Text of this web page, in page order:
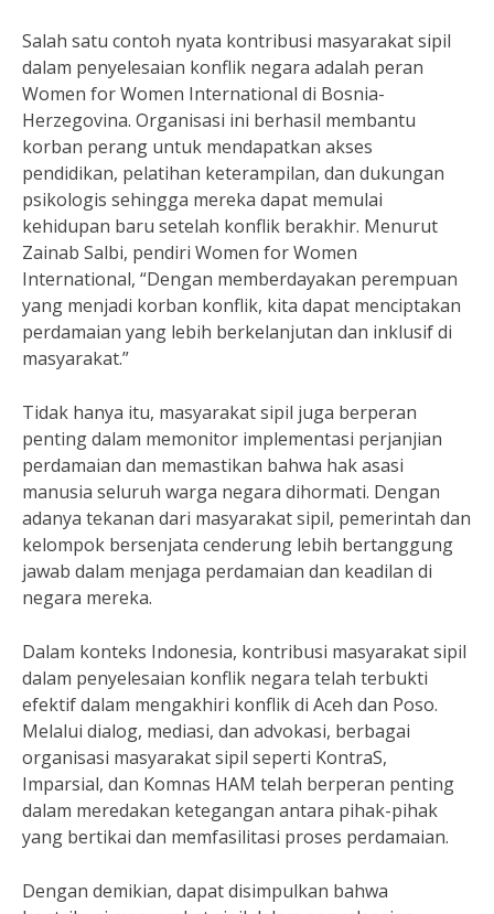
Salah satu contoh nyata kontribusi masyarakat sipil
dalam penyelesaian konflik negara adalah peran
Women for Women International di Bosnia-
Herzegovina. Organisasi ini berhasil membantu
korban perang untuk mendapatkan akses
pendidikan, pelatihan keterampilan, dan dukungan
psikologis sehingga mereka dapat memulai
kehidupan baru setelah konflik berakhir. Menurut
Zainab Salbi, pendiri Women for Women
International, “Dengan memberdayakan perempuan
yang menjadi korban konflik, kita dapat menciptakan
perdamaian yang lebih berkelanjutan dan inklusif di
masyarakat.”
Tidak hanya itu, masyarakat sipil juga berperan
penting dalam memonitor implementasi perjanjian
perdamaian dan memastikan bahwa hak asasi
manusia seluruh warga negara dihormati. Dengan
adanya tekanan dari masyarakat sipil, pemerintah dan
kelompok bersenjata cenderung lebih bertanggung
jawab dalam menjaga perdamaian dan keadilan di
negara mereka.
Dalam konteks Indonesia, kontribusi masyarakat sipil
dalam penyelesaian konflik negara telah terbukti
efektif dalam mengakhiri konflik di Aceh dan Poso.
Melalui dialog, mediasi, dan advokasi, berbagai
organisasi masyarakat sipil seperti KontraS,
Imparsial, dan Komnas HAM telah berperan penting
dalam meredakan ketegangan antara pihak-pihak
yang bertikai dan memfasilitasi proses perdamaian.
Dengan demikian, dapat disimpulkan bahwa